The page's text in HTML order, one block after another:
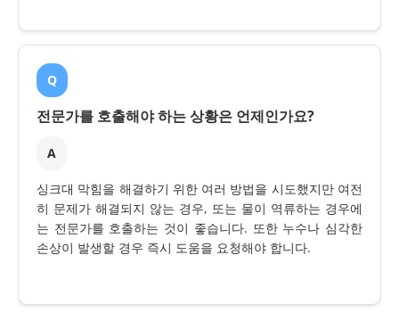
Q
전문가를 호출해야 하는 상황은 언제인가요?
A
싱크대 막힘을 해결하기 위한 여러 방법을 시도했지만 여전
히 문제가 해결되지 않는 경우, 또는 물이 역류하는 경우에
는 전문가를 호출하는 것이 좋습니다. 또한 누수나 심각한
손상이 발생할 경우 즉시 도움을 요청해야 합니다.